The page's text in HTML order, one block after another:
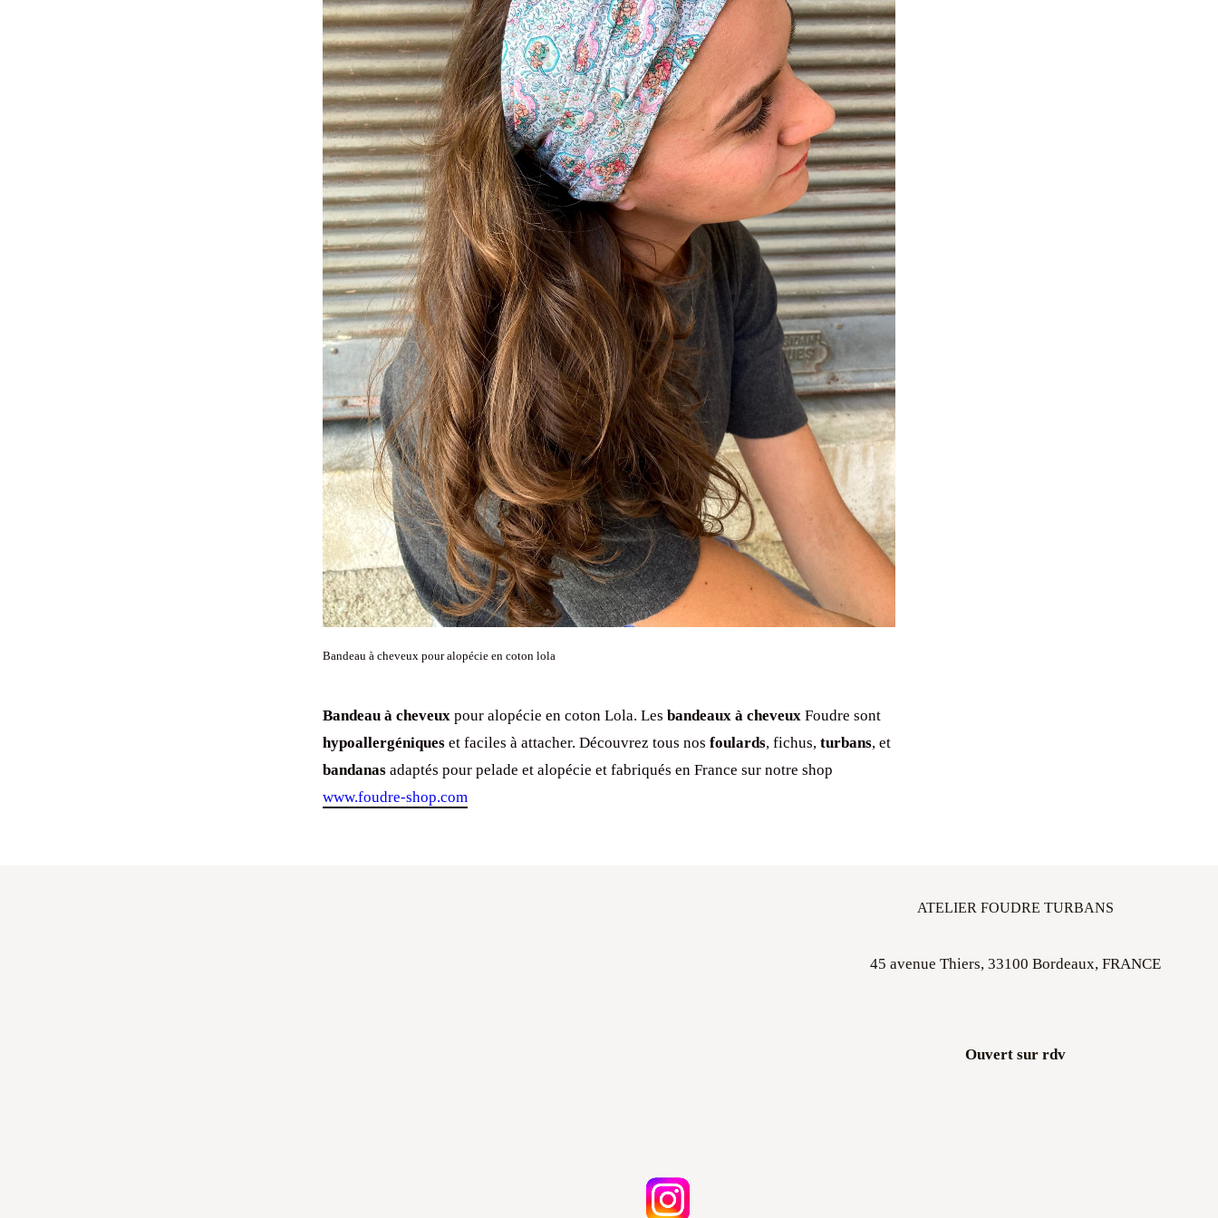
Bandeau à cheveux pour alopécie en coton lola
Bandeau à cheveux pour alopécie en coton Lola. Les bandeaux à cheveux Foudre sont
hypoallergéniques et faciles à attacher. Découvrez tous nos foulards, fichus, turbans, et
bandanas adaptés pour pelade et alopécie et fabriqués en France sur notre shop
www.foudre-shop.com
ATELIER FOUDRE TURBANS
45 avenue Thiers, 33100 Bordeaux, FRANCE
Ouvert sur rdv